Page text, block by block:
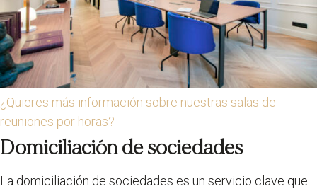
¿Quieres más información sobre nuestras salas de
reuniones por horas?
Domiciliación de sociedades
La domiciliación de sociedades es un servicio clave que